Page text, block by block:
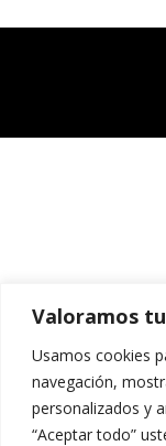
Valoramos
Usamos cookies
navegación,
personalizados y
“Aceptar todo”